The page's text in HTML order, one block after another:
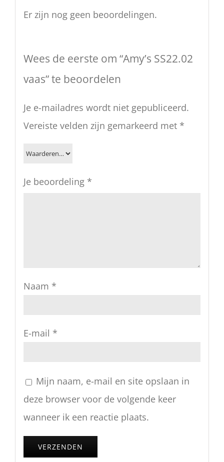
Er zijn nog geen beoordelingen.
Wees de eerste om “Amy’s SS22.02
vaas” te beoordelen
Je e-mailadres wordt niet gepubliceerd.
Vereiste velden zijn gemarkeerd met *
Je beoordeling *
Naam *
E-mail *
Mijn naam, e-mail en site opslaan in
deze browser voor de volgende keer
wanneer ik een reactie plaats.